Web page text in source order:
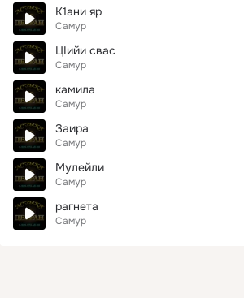
К1ани яр
Самур
ЦIийи свас
Самур
камила
Самур
Заира
Самур
Мулейли
Самур
рагнета
Самур